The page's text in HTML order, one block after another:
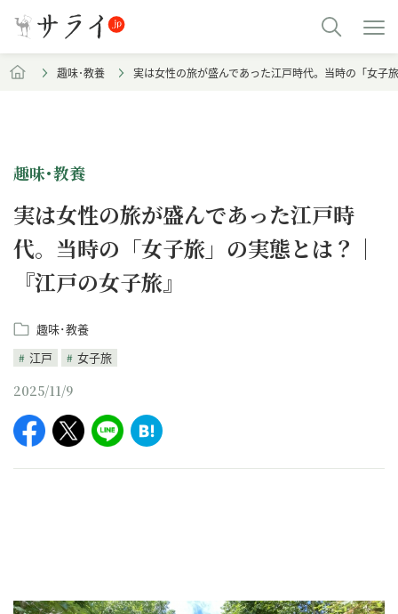
趣味･教養 実は女性の旅が盛んであった江戸時代。当時の「女子
趣味･教養
実は女性の旅が盛んであった江戸時
代。当時の「女子旅」の実態とは？｜
『江戸の女子旅』
趣味･教養
江戸
女子旅
2025/11/9